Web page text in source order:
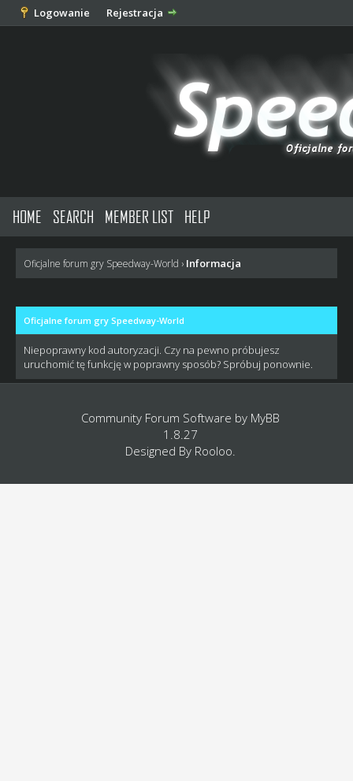
Logowanie Rejestracja
HOME SEARCH MEMBER LIST HELP
Oficjalne forum gry Speedway-World › Informacja
Oficjalne forum gry Speedway-World
Niepoprawny kod autoryzacji. Czy na pewno próbujesz
uruchomić tę funkcję w poprawny sposób? Spróbuj ponownie.
Community Forum Software by MyBB
1.8.27
Designed By Rooloo.